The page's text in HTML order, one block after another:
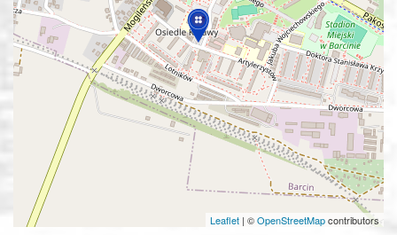
Leaflet | ©OpenStreetMapcontributors